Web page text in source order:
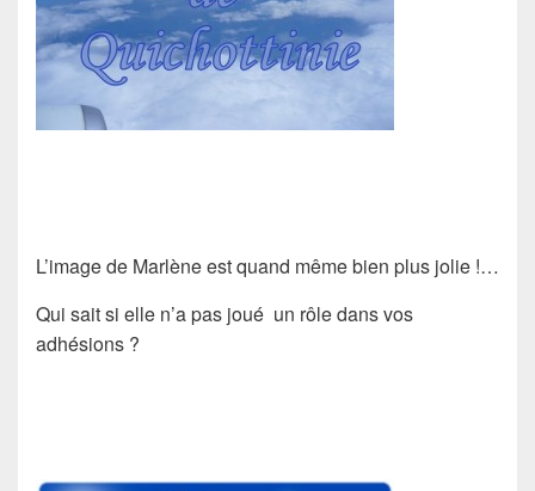
L’image de Marlène est quand même bien plus jolie !…
Qui sait si elle n’a pas joué un rôle dans vos
adhésions ?